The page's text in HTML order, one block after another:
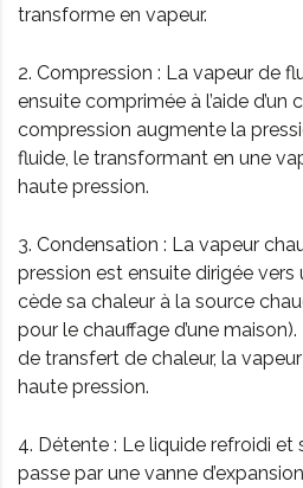
transforme en vapeur.
2. Compression : La vapeur de
ensuite comprimée à l’aide d’un
compression augmente la
fluide, le transformant en une
haute pression.
3. Condensation : La vapeur
pression est ensuite dirigée vers
cède sa chaleur à la source
pour le chauffage d’une
de transfert de chaleur, la
haute pression.
4. Détente : Le liquide refroidi et
passe par une vanne